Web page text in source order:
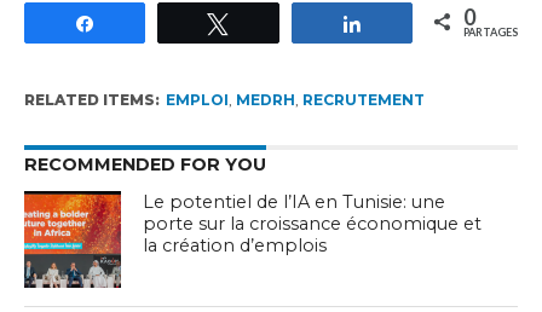
Partagez 0
PARTAGES
RELATED ITEMS: EMPLOI MEDRH RECRUTEMENT
RECOMMENDED FOR YOU
Le potentiel de l’IA en Tunisie: une
porte sur la croissance économique et
la création d’emplois